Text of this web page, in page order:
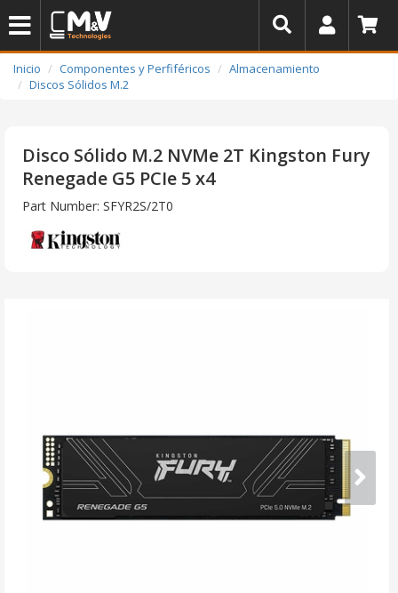
Inicio Componentes y Perfiféricos
Almacenamiento
Discos Sólidos M.2
Disco Sólido M.2 NVMe 2T Kingston Fury
Renegade G5 PCIe 5 x4
Part Number: SFYR2S/2T0